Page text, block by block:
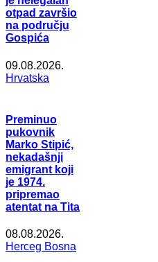
otpad završio
na području
Gospića
09.08.2026.
Hrvatska
Preminuo
pukovnik
Marko Stipić,
nekadašnji
emigrant koji
je 1974.
pripremao
atentat na Tita
08.08.2026.
Herceg Bosna